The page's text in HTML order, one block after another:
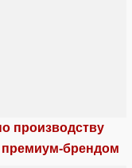
производству
премиум-брендом